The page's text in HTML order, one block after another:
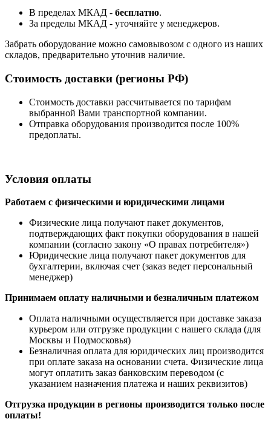
В пределах МКАД - бесплатно.
За пределы МКАД - уточняйте у менеджеров.
Забрать оборудование можно самовывозом с одного из наших
складов, предварительно уточнив наличие.
Стоимость доставки (регионы РФ)
Стоимость доставки рассчитывается по тарифам
выбранной Вами транспортной компании.
Отправка оборудования производится после 100%
предоплаты.
Условия оплаты
Работаем с физическими и юридическими лицами
Физические лица получают пакет документов,
подтверждающих факт покупки оборудования в нашей
компании (согласно закону «О правах потребителя»)
Юридические лица получают пакет документов для
бухгалтерии, включая счет (заказ ведет персональный
менеджер)
Принимаем оплату наличными и безналичным платежом
Оплата наличными осуществляется при доставке заказа
курьером или отгрузке продукции с нашего склада (для
Москвы и Подмосковья)
Безналичная оплата для юридических лиц производится
при оплате заказа на основании счета. Физические лица
могут оплатить заказ банковским переводом (с
указанием назначения платежа и наших реквизитов)
Отгрузка продукции в регионы производится только после
оплаты!